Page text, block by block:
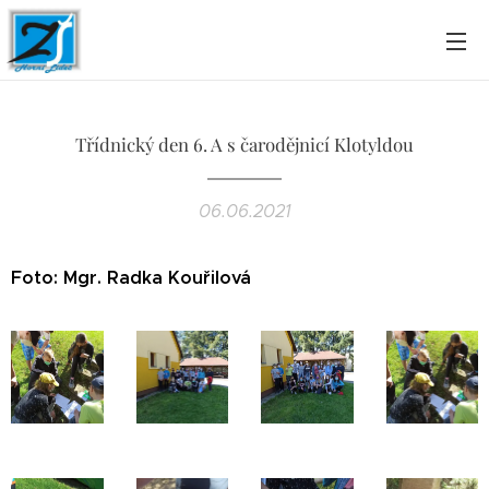
Třídnický den 6. A s čarodějnicí Klotyldou
06.06.2021
Foto: Mgr. Radka Kouřilová